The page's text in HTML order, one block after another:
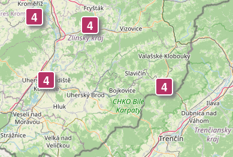
4
4
4
4